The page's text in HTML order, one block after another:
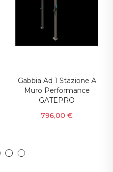
Gabbia Ad 1 Stazione A
Muro Performance
GATEPRO
796,00 €